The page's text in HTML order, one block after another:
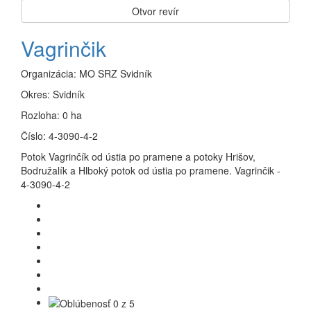
Otvor revír
Vagrinčik
Organizácia: MO SRZ Svidník
Okres: Svidník
Rozloha: 0 ha
Číslo: 4-3090-4-2
Potok Vagrinčík od ústia po pramene a potoky Hrišov,
Bodružalík a Hlboký potok od ústia po pramene. Vagrinčik -
4-3090-4-2